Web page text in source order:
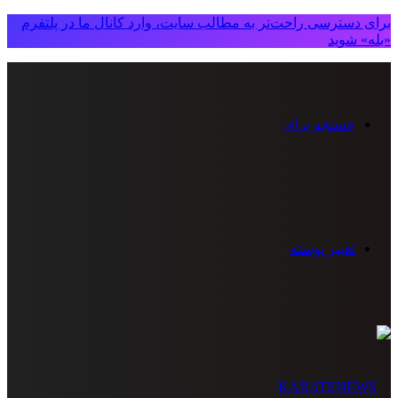
برای دسترسی راحت‌تر به مطالب سایت، وارد کانال ما در پلتفرم
«بله» شوید
جستجو برای
تغییر پوسته